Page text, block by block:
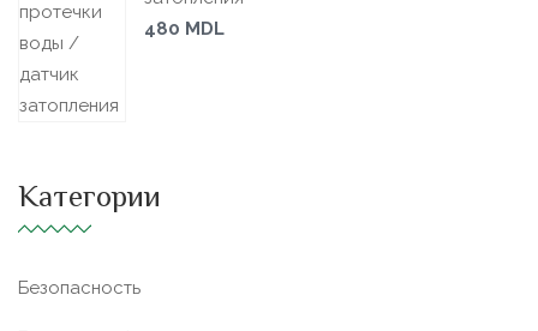
480 MDL
Категории
Безопасность